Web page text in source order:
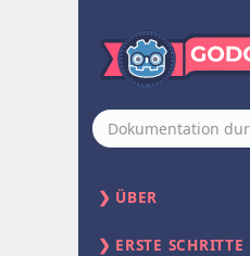
ÜBER
ERSTE SCHRITTE